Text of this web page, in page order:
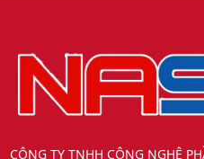
CÔNG TY TNHH CÔNG NGHỆ